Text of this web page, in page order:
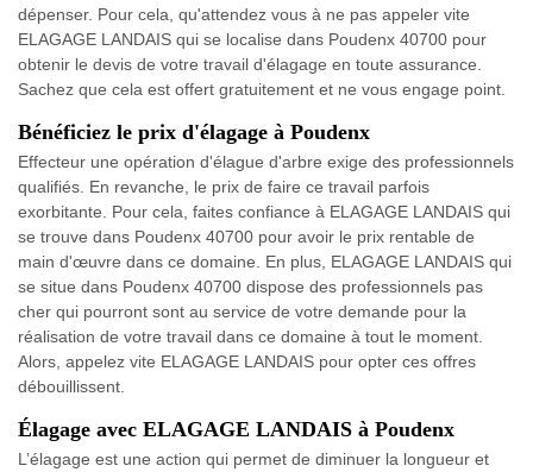
dépenser. Pour cela, qu'attendez vous à ne pas appeler vite
ELAGAGE LANDAIS qui se localise dans Poudenx 40700 pour
obtenir le devis de votre travail d'élagage en toute assurance.
Sachez que cela est offert gratuitement et ne vous engage point.
Bénéficiez le prix d'élagage à Poudenx
Effecteur une opération d'élague d'arbre exige des professionnels
qualifiés. En revanche, le prix de faire ce travail parfois
exorbitante. Pour cela, faites confiance à ELAGAGE LANDAIS qui
se trouve dans Poudenx 40700 pour avoir le prix rentable de
main d'œuvre dans ce domaine. En plus, ELAGAGE LANDAIS qui
se situe dans Poudenx 40700 dispose des professionnels pas
cher qui pourront sont au service de votre demande pour la
réalisation de votre travail dans ce domaine à tout le moment.
Alors, appelez vite ELAGAGE LANDAIS pour opter ces offres
débouillissent.
Élagage avec ELAGAGE LANDAIS à Poudenx
L’élagage est une action qui permet de diminuer la longueur et